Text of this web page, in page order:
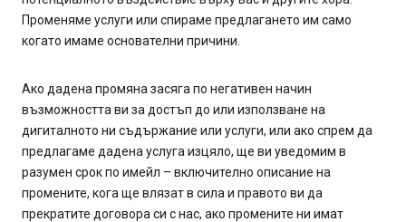
Променяме услуги или спираме предлагането им само
когато имаме основателни причини.
Ако дадена промяна засяга по негативен начин
възможността ви за достъп до или използване на
дигиталното ни съдържание или услуги, или ако спрем да
предлагаме дадена услуга изцяло, ще ви уведомим в
разумен срок по имейл – включително описание на
промените, кога ще влязат в сила и правото ви да
прекратите договора си с нас, ако промените ни имат